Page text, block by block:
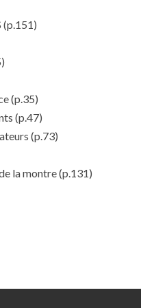
(p.151)
(p.35)
(p.47)
(p.73)
la montre(p.131)